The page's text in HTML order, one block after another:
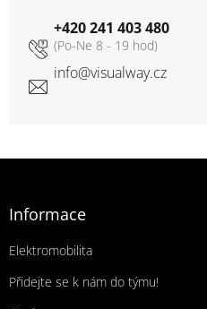
info@visualway.cz
+420 241 403 480
Informace
Elektromobilita
Přidejte se k nám do týmu!